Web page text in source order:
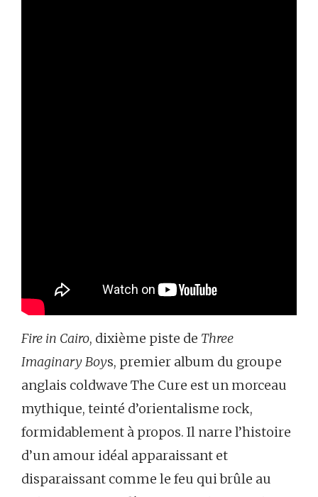
Fire in Cairo, dixième piste de Three
Imaginary Boys, premier album du groupe
anglais coldwave The Cure est un morceau
mythique, teinté d’orientalisme rock,
formidablement à propos. Il narre l’histoire
d’un amour idéal apparaissant et
disparaissant comme le feu qui brûle au